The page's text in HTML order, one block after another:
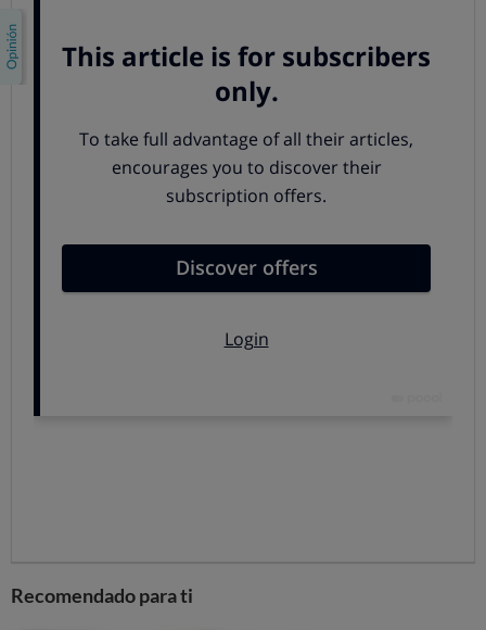
Posteriormente, deberás abrir la válvula y enrollar el
colchón para sacar el aire y doblarlo para su
Este tipo de colchones hinchables no necesitan un
borde para enganchar las sábanas, porque la altura
del colchón es lo suficientemente corta como para
debajo de las esquinas.
Son los mejores para contar con una
Recomendado para ti